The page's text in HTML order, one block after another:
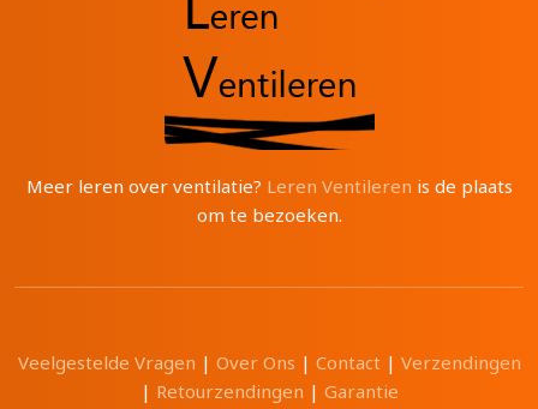
Meer leren over ventilatie? Leren Ventileren is de plaats
om te bezoeken.
Veelgestelde Vragen | Over Ons | Contact| Verzendingen
| Retourzendingen | Garantie